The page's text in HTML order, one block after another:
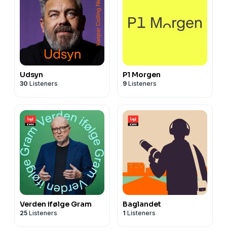
Udsyn
30 Listeners
P1 Morgen
9 Listeners
Verden ifølge Gram
25 Listeners
Baglandet
1 Listeners